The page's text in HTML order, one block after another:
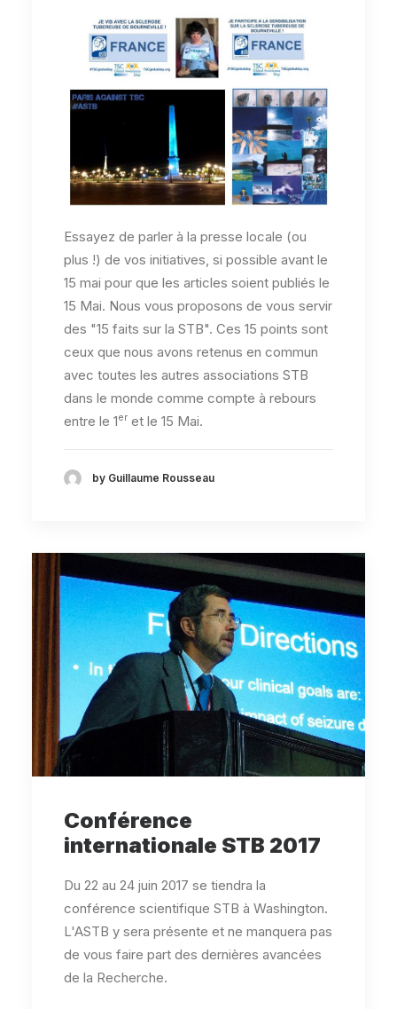
Essayez de parler à la presse locale (ou
plus !) de vos initiatives, si possible avant le
15 mai pour que les articles soient publiés le
15 Mai. Nous vous proposons de vous servir
des "15 faits sur la STB". Ces 15 points sont
ceux que nous avons retenus en commun
avec toutes les autres associations STB
dans le monde comme compte à rebours
entre le 1er et le 15 Mai.
by Guillaume Rousseau
Conférence
internationale STB 2017
Du 22 au 24 juin 2017 se tiendra la
conférence scientifique STB à Washington.
L'ASTB y sera présente et ne manquera pas
de vous faire part des dernières avancées
de la Recherche.